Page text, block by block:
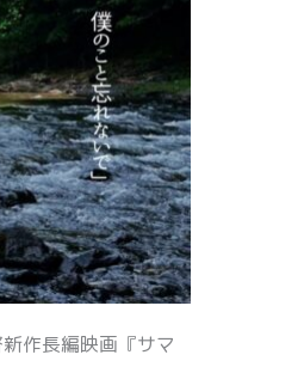
作長編映画『サマ